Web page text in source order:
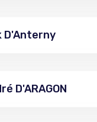
D'Anterny
D'ARAGON